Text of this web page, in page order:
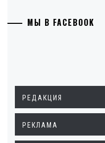
МЫ В FACEBOOK
РЕДАКЦИЯ
РЕКЛАМА